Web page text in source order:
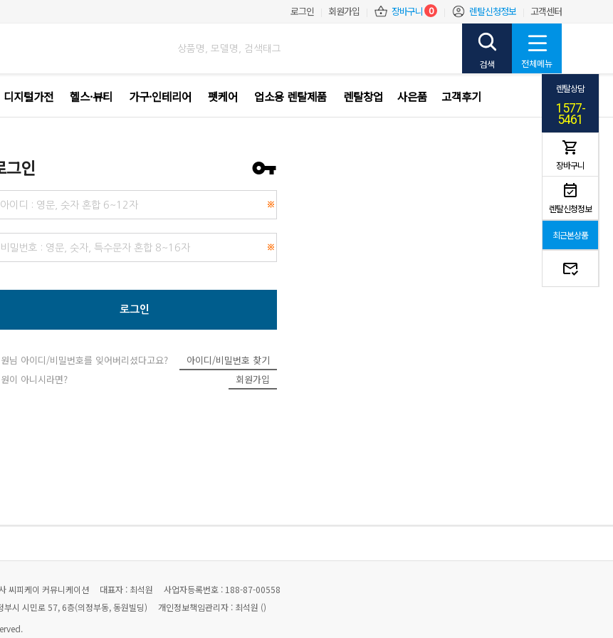
로그인 회원가입 장바구니 0 렌탈신청정보 고객센터
디지털가전 헬스·뷰티 가구·인테리어 펫케어 업소용 렌탈제품 렌탈창업 사은품 고객후기
렌탈상담
1577-
5461
장바구니
렌탈신청정보
최근본상품
그인
님 아이디/비밀번호를 잊어버리셨다고요?
아이디/비밀번호 찾기
이 아니시라면?
회원가입
씨피케이 커뮤니케이션 대표자 : 최석원
사업자등록번호 : 188-87-00558
부시 시민로 57, 6층(의정부동, 동원빌딩) 개인정보책임관리자 : 최석원 ()